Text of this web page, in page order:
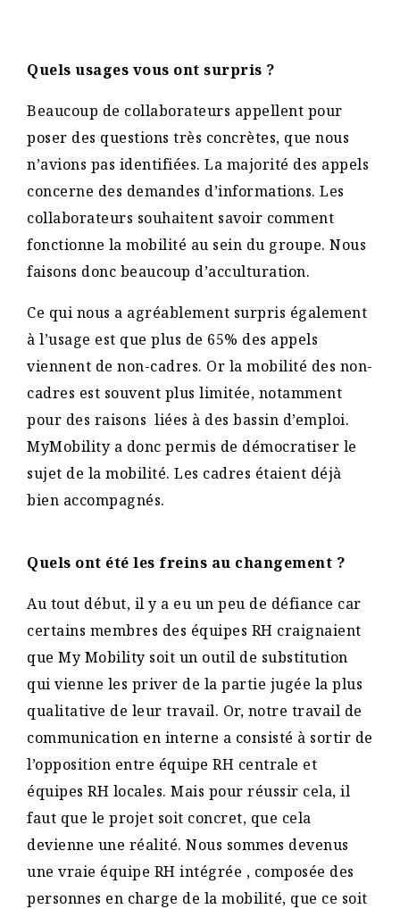
Quels usages vous ont surpris ?
Beaucoup de collaborateurs appellent pour
poser des questions très concrètes, que nous
n’avions pas identifiées. La majorité des appels
concerne des demandes d’informations. Les
collaborateurs souhaitent savoir comment
fonctionne la mobilité au sein du groupe. Nous
faisons donc beaucoup d’acculturation.
Ce qui nous a agréablement surpris également
à l’usage est que plus de 65% des appels
viennent de non-cadres. Or la mobilité des non-
cadres est souvent plus limitée, notamment
pour des raisons liées à des bassin d’emploi.
MyMobility a donc permis de démocratiser le
sujet de la mobilité. Les cadres étaient déjà
bien accompagnés.
Quels ont été les freins au changement ?
Au tout début, il y a eu un peu de défiance car
certains membres des équipes RH craignaient
que My Mobility soit un outil de substitution
qui vienne les priver de la partie jugée la plus
qualitative de leur travail. Or, notre travail de
communication en interne a consisté à sortir de
l’opposition entre équipe RH centrale et
équipes RH locales. Mais pour réussir cela, il
faut que le projet soit concret, que cela
devienne une réalité. Nous sommes devenus
une vraie équipe RH intégrée , composée des
personnes en charge de la mobilité, que ce soit